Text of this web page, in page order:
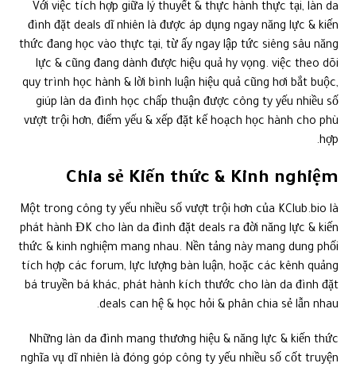
Với việc tích hợp giữa lý thuyết & thực hành thực tại, làn da
đình đặt deals dĩ nhiên là được áp dụng ngay năng lực & kiến
thức đang học vào thực tại, từ ấy ngay lập tức siêng sâu năng
lực & cũng đang dành được hiệu quả hy vọng. việc theo dõi
quy trình học hành & lời bình luận hiệu quả cũng hơi bắt buộc,
giúp làn da đình học chấp thuận được công ty yếu nhiều số
vượt trội hơn, điểm yếu & xếp đặt kế hoạch học hành cho phù
hợp.
Chia sẻ Kiến thức & Kinh nghiệm
Một trong công ty yếu nhiều số vượt trội hơn của KClub.bio là
phát hành ĐK cho làn da đình đặt deals ra đời năng lực & kiến
thức & kinh nghiệm mang nhau. Nền tảng này mang dung phối
tích hợp các forum, lực lượng bàn luận, hoặc các kênh quảng
bá truyền bá khác, phát hành kích thước cho làn da đình đặt
deals can hệ & học hỏi & phân chia sẻ lẫn nhau.
Những làn da đình mang thương hiệu & năng lực & kiến thức
nghĩa vụ dĩ nhiên là đóng góp công ty yếu nhiều số cốt truyện